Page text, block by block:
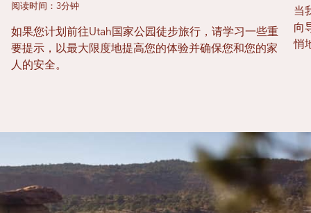
阅读时间：3分钟
如果您计划前往Utah国家公园徒步旅行，请学习一些重
要提示，以最大限度地提高您的体验并确保您和您的家
人的安全。
当
向
悄